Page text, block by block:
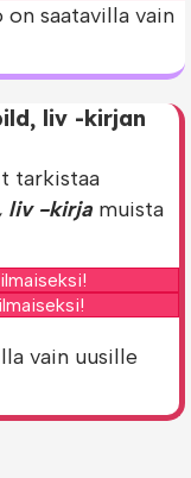
saatavilla vain
liv -kirjan
tarkistaa
liv -kirja muista
vain uusille